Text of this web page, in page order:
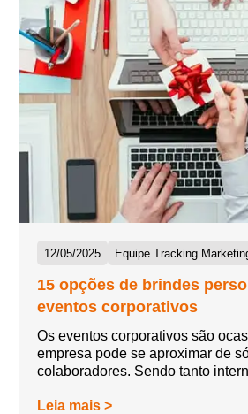
12/05/2025 Equipe Tracking
15 opções de brindes
eventos corporativos
Os eventos corporativos são
empresa pode se aproximar de
colaboradores. Sendo tanto
Leia mais >